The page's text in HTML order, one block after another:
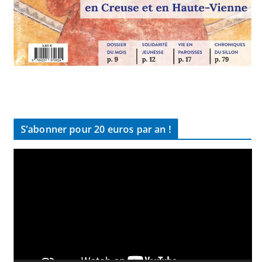
S’abonner pour 20 euros par an !
v